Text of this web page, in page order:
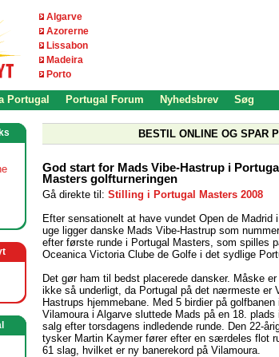
Algarve
Azorerne
Lissabon
Madeira
Porto
Portugal Portugal Forum Nyhedsbrev Søg
BESTIL ONLINE OG SPAR
God start for Mads Vibe-Hastrup i Portugal
Masters golfturneringen
Gå direkte til: Stilling i Portugal Masters 2008
Efter sensationelt at have vundet Open de Madrid
uge ligger danske Mads Vibe-Hastrup som
efter første runde i Portugal Masters, som spilles
Oceanica Victoria Clube de Golfe i det sydlige
Det gør ham til bedst placerede dansker. Måske er
ikke så underligt, da Portugal på det nærmeste er
Hastrups hjemmebane. Med 5 birdier på golfbanen i
Vilamoura i Algarve sluttede Mads på en 18. plads
salg efter torsdagens indledende runde. Den 22-
tysker Martin Kaymer fører efter en særdeles flot
61 slag, hvilket er ny banerekord på Vilamoura.